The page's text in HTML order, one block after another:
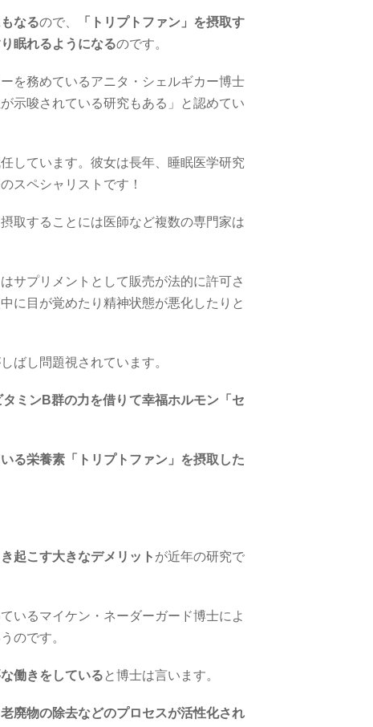
なるので、
「トリプトファン」を摂取す
眠れるようになるのです。
を務めているアニタ・シェルギカー博士
示唆されている研究もある」と認めてい
しています。彼女は長年、睡眠医学研究
スペシャリストです！
取することには医師など複数の専門家は
サプリメントとして販売が法的に許可さ
に目が覚めたり精神状態が悪化したりと
ばし問題視されています。
タミンB群の力を借りて幸福ホルモン「セ
る栄養素「トリプトファン」を摂取した
起こす大きなデメリット が近年の研究で
いるマイケン・ネーダーガード博士によ
のです。
働きをしている と博士は言います。
廃物の除去などのプロセスが活性化され